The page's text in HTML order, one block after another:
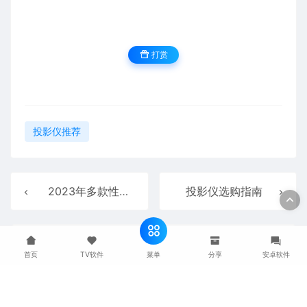
打赏
投影仪推荐
2023年多款性价比高的投影仪 投影仪选购指南
暂无评论
首页 TV软件 菜单 分享 安卓软件